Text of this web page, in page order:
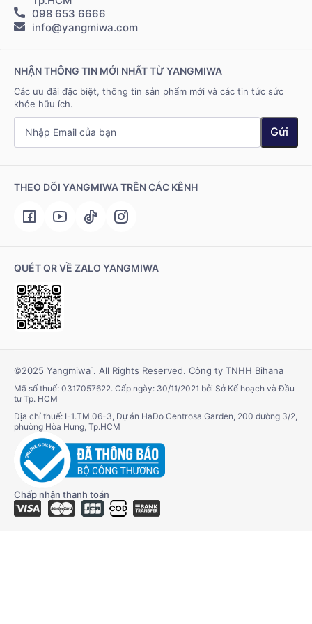
Hệ thống điểm bán
098 653 6666
info@yangmiwa.com
NHẬN THÔNG TIN MỚI NHẤT TỪ YANGMIWA
Các ưu đãi đặc biệt, thông tin sản phẩm mới và các tin tức sức
khỏe hữu ích.
Gửi
THEO DÕI YANGMIWA TRÊN CÁC KÊNH
QUÉT QR VỀ ZALO YANGMIWA
©2025 Yangmiwa™. All Rights Reserved. Công ty TNHH Bihana
Mã số thuế: 0317057622. Cấp ngày: 30/11/2021 bởi Sở Kế hoạch và Đầu
tư Tp. HCM
Địa chỉ thuế: I-1.TM.06-3, Dự án HaDo Centrosa Garden, 200 đường 3/2,
phường Hòa Hưng, Tp.HCM
Chấp nhận thanh toán